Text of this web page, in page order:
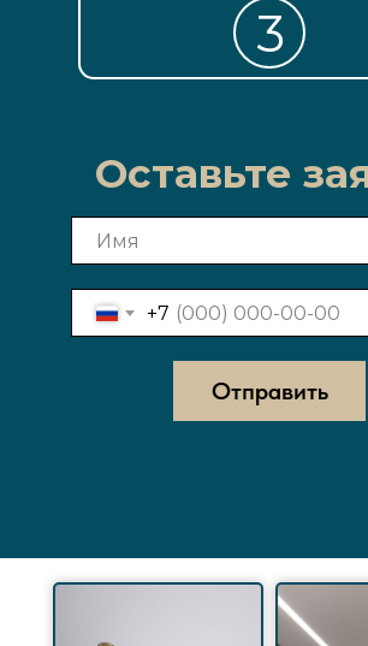
+7
Отправить
Оставьте
3